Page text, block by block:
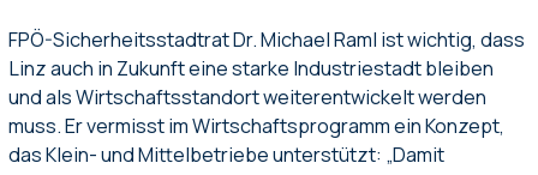
FPÖ-Sicherheitsstadtrat Dr. Michael Raml ist wichtig, dass
Linz auch in Zukunft eine starke Industriestadt bleiben
und als Wirtschaftsstandort weiterentwickelt werden
muss. Er vermisst im Wirtschaftsprogramm ein Konzept,
das Klein- und Mittelbetriebe unterstützt: „Damit